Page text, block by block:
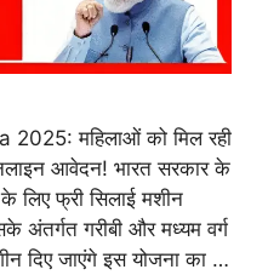
महिलाओं को मिल रही
आवेदन! भारत सरकार के
लिए फ्री सिलाई मशीन
गरीबी और मध्यम वर्ग
दिए जाएंगे इस योजना का …